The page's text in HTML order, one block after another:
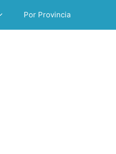
Por Provincia